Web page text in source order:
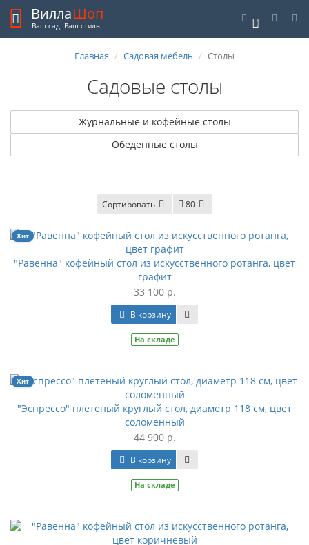
0
ВиллаШоп
Ваш сад. Ваш стиль.
Главная Садовая мебель Столы
Садовые столы
Журнальные и кофейные столы
Обеденные столы
Сортировать 80
Хит
"Равенна" кофейный стол из искусственного ротанга, цвет
графит
33 100 р.
В корзину
На складе
Хит
"Эспрессо" плетеный круглый стол, диаметр 118 см, цвет
соломенный
44 900 р.
В корзину
На складе